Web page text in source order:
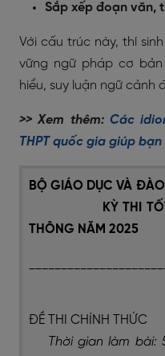
Sắp xếp đoạn văn,
Với cấu trúc này, thí
vững ngữ pháp cơ
hiểu, suy luận ngữ
>> Xem thêm: Các
THPT quốc gia giúp
BỘ GIÁO
KỲ THI TỐT
THÔNG NĂM 2025
Môn thi:
ĐỀ THI CHÍNH THỨC
Thời gian làm bài: